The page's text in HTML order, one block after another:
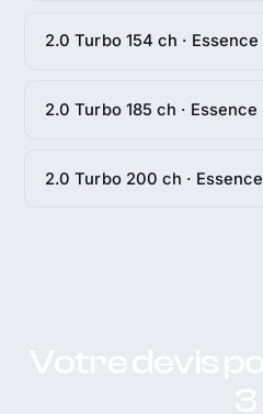
2.0 Turbo 154 ch · Essence
2.0 Turbo 185 ch · Essence
2.0 Turbo 200 ch · Essence